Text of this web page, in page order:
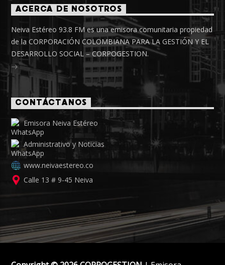
ACERCA DE NOSOTROS
Neiva Estéreo 93.8 FM es una emisora comunitaria propiedad
de la CORPORACIÓN COLOMBIANA PARA LA GESTIÓN Y EL
DESARROLLO SOCIAL – CORPOGESTION.
CONTÁCTANOS
Emisora Neiva Estéreo
Administrativo y Noticias
www.neivaestereo.co
Calle 13 # 9-45 Neiva